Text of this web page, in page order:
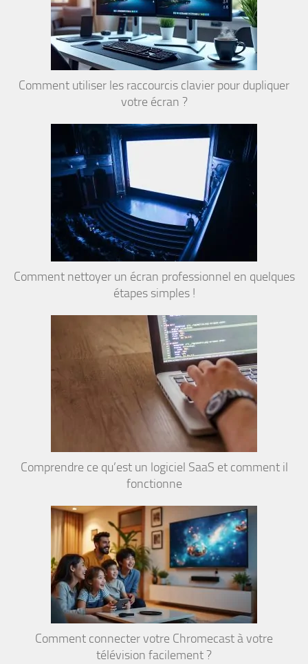
Comment utiliser les raccourcis clavier pour dupliquer
votre écran ?
Comment nettoyer un écran professionnel en quelques
étapes simples !
Comprendre ce qu’est un logiciel SaaS et comment il
fonctionne
Comment connecter votre Chromecast à votre
télévision facilement ?